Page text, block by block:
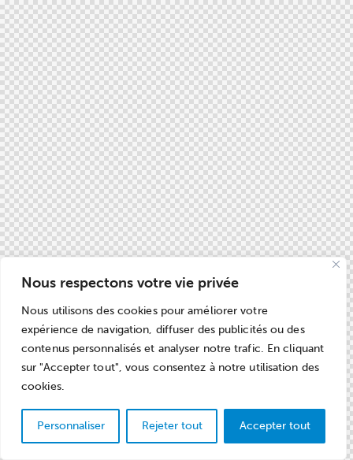
Nous respectons votre vie privée
Nous utilisons des cookies pour améliorer votre
expérience de navigation, diffuser des publicités ou des
contenus personnalisés et analyser notre trafic. En cliquant
sur "Accepter tout", vous consentez à notre utilisation des
cookies.
Personnaliser Rejeter tout Accepter tout